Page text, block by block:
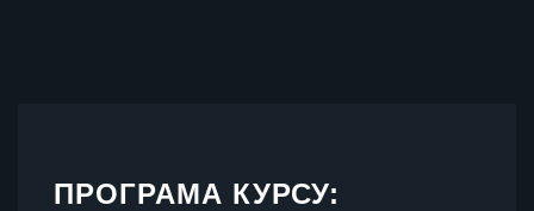
ПРОГРАМА КУРСУ: